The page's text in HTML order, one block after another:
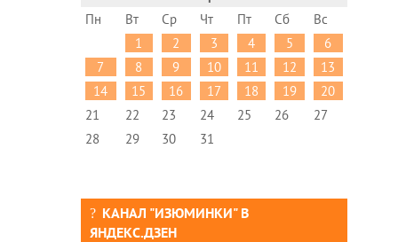
Пн
Вт Ср Чт Пт Сб
Вс
1
2 3 4 5
6
7
8 9 10 11 12
13
14
15 16 17 18 19
20
21
22 23 24 25 26
27
28
29 30 31
КАНАЛ "ИЗЮМИНКИ" В
ЯНДЕКС.ДЗЕН